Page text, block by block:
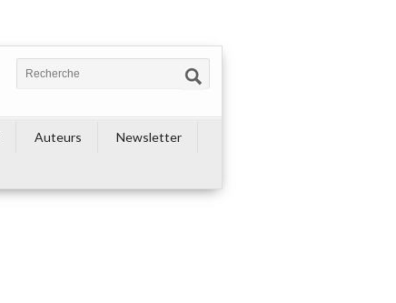
Auteurs
Newsletter